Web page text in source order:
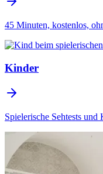
45 Minuten, kostenlos,
Kinder
Spielerische Sehtests